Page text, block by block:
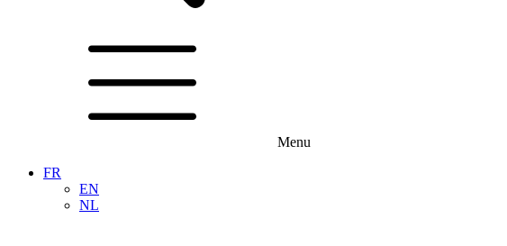
Menu
FR
EN
NL